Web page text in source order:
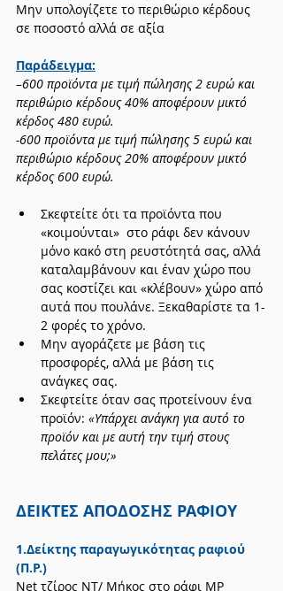
Μην υπολογίζετε το περιθώριο κέρδους
σε ποσοστό αλλά σε αξία
Παράδειγμα:
–600 προϊόντα με τιμή πώλησης 2 ευρώ και
περιθώριο κέρδους 40% αποφέρουν μικτό
κέρδος 480 ευρώ.
-600 προϊόντα με τιμή πώλησης 5 ευρώ και
περιθώριο κέρδους 20% αποφέρουν μικτό
κέρδος 600 ευρώ.
Σκεφτείτε ότι τα προϊόντα που
«κοιμούνται»  στο ράφι δεν κάνουν
μόνο κακό στη ρευστότητά σας, αλλά
καταλαμβάνουν και έναν χώρο που
σας κοστίζει και «κλέβουν» χώρο από
αυτά που πουλάνε. Ξεκαθαρίστε τα 1-
2 φορές το χρόνο.
Μην αγοράζετε με βάση τις
προσφορές, αλλά με βάση τις
ανάγκες σας.
Σκεφτείτε όταν σας προτείνουν ένα
προϊόν: «Υπάρχει ανάγκη για αυτό το
προϊόν και με αυτή την τιμή στους
πελάτες μου;»
ΔΕΙΚΤΕΣ ΑΠΟΔΟΣΗΣ ΡΑΦΙΟΥ
1.Δείκτης παραγωγικότητας ραφιού
(Π.Ρ.)
Νet τζίρος ΝΤ/ Μήκος στο ράφι ΜΡ